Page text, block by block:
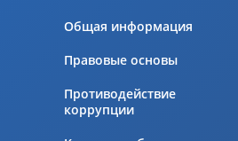
Общая информация
Правовые основы
Противодействие
коррупции